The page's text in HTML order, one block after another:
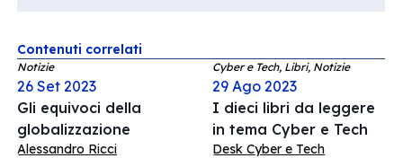
Contenuti correlati
Notizie
26 Set 2023
Gli equivoci della
globalizzazione
Alessandro Ricci
Cyber e Tech, Libri, Notizie
29 Ago 2023
I dieci libri da leggere
in tema Cyber e Tech
Desk Cyber e Tech